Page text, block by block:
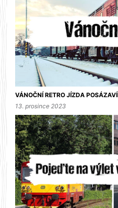
VÁNOČNÍ RETRO JÍZDA
13. prosince 2023